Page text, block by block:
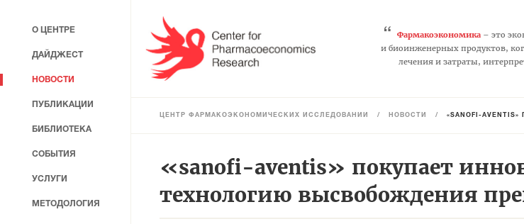
“ Фармакоэкономика– это
и биоинженерных продуктов,
лечения и затраты,
ЦЕНТР ФАРМАКОЭКОНОМИЧЕСКИХ ИССЛЕДОВАНИЙ / НОВОСТИ / «SANOFI-
«sanofi-aventis» покупает
технологию высвобождения
О ЦЕНТРЕ
ДАЙДЖЕСТ
НОВОСТИ
ПУБЛИКАЦИИ
БИБЛИОТЕКА
СОБЫТИЯ
УСЛУГИ
МЕТОДОЛОГИЯ